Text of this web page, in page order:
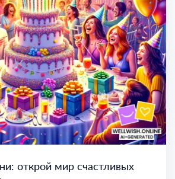
открой мир счастливых